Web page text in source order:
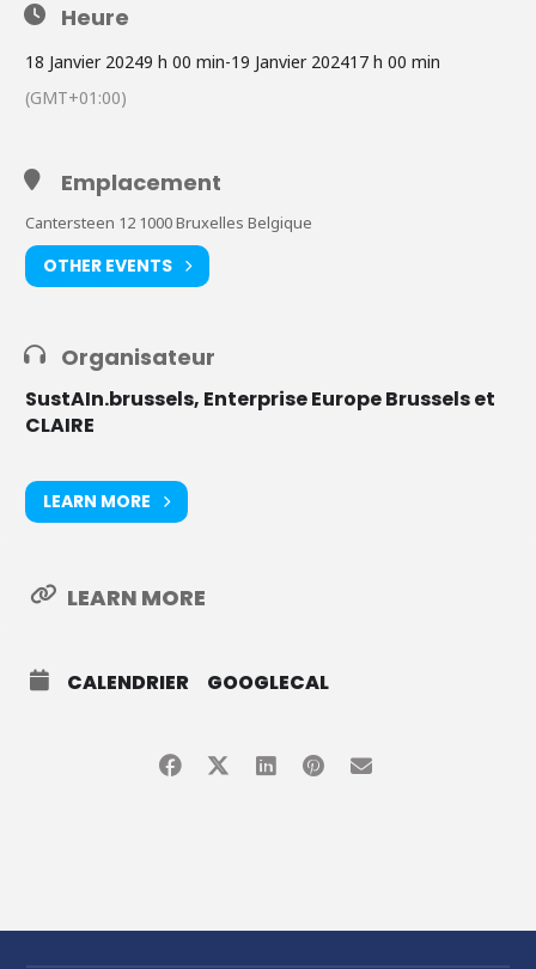
Heure
18 Janvier 20249 h 00 min-19 Janvier 202417 h 00 min
(GMT+01:00)
Emplacement
Cantersteen 12 1000 Bruxelles Belgique
OTHER EVENTS
Organisateur
SustAIn.brussels, Enterprise Europe Brussels et
CLAIRE
LEARN MORE
LEARN MORE
CALENDRIER GOOGLECAL